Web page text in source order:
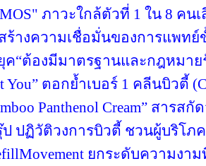
ภาวะใกล้ตัวที่ 1 ใน 8 คน
ร้างความเชื่อมั่นของการแพท
ค“ต้องมีมาตรฐานและกฎหมาย
You” ตอกย้ำเบอร์ 1 คลีนบิวตี้
Panthenol Cream” สารส
ป ปฏิวัติวงการบิวตี้ ชวนผู้บริโภ
ยกระดับความง